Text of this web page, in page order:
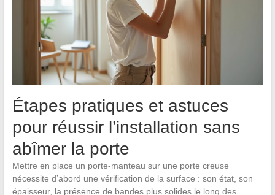
Étapes pratiques et astuces
pour réussir l’installation sans
abîmer la porte
Mettre en place un porte-manteau sur une porte creuse
nécessite d’abord une vérification de la surface : son état, son
épaisseur, la présence de bandes plus solides le long des